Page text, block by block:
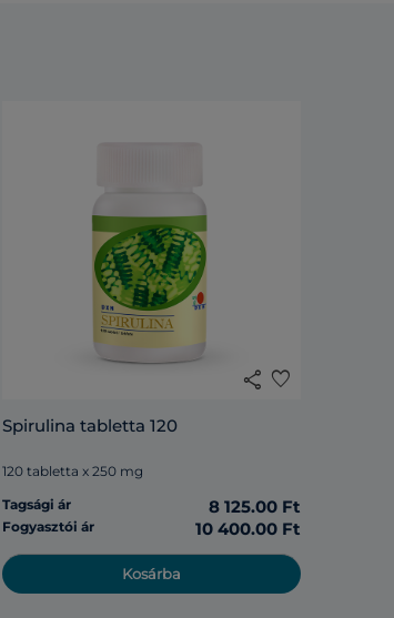
share favorite
Spirulina tabletta 120
120 tabletta x 250 mg
Tagsági ár
8 125.00 Ft
Fogyasztói ár 10 400.00 Ft
Kosárba